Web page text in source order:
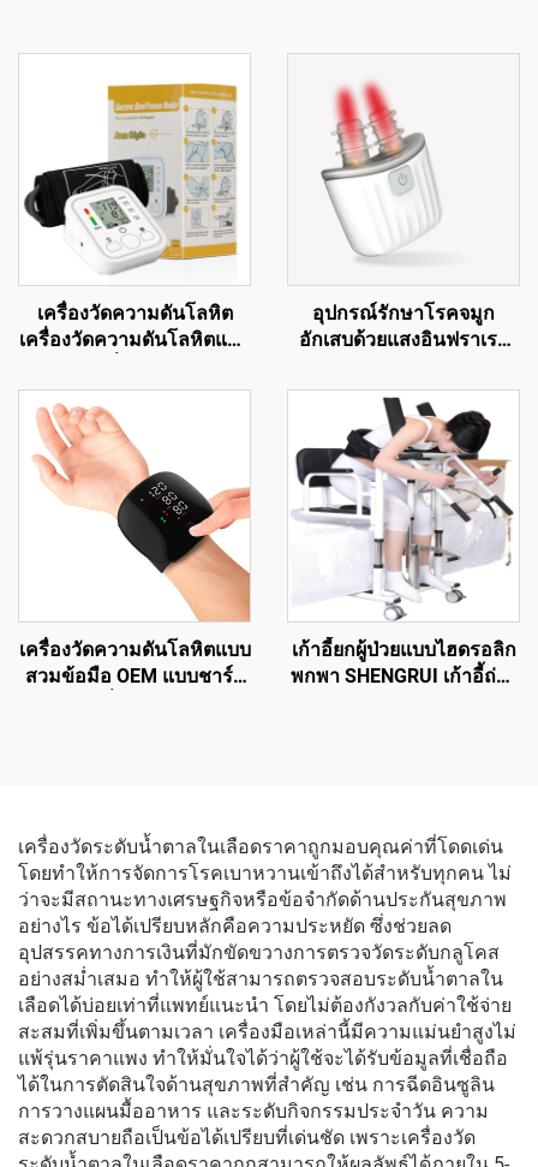
เครื่องวัดความดันโลหิต
เครื่องวัดความดันโลหิตแบบ
เครื่องวัดความดันโลหิตแบบ
USB
อุปกรณ์รักษาโรคจมูก
อักเสบด้วยแสงอินฟราเรด
ด้วยอินฟราเรดอัตโนมัติ
เครื่องดูแลสุขภาพโรคจมูก
อักเสบอัจฉริยะ
เครื่องวัดความดันโลหิตแบบ
สวมข้อมือ OEM แบบชาร์จ
เก้าอี้ยกผู้ป่วยแบบไฮดรอลิก
พกพา SHENGRUI เก้าอี้ถ่าย
เครื่องวัดระดับน้ำตาลในเลือดราคาถูกมอบคุณค่าที่โดดเด่น
โดยทำให้การจัดการโรคเบาหวานเข้าถึงได้สำหรับทุกคน ไม่
ว่าจะมีสถานะทางเศรษฐกิจหรือข้อจำกัดด้านประกันสุขภาพ
อย่างไร ข้อได้เปรียบหลักคือความประหยัด ซึ่งช่วยลด
อุปสรรคทางการเงินที่มักขัดขวางการตรวจวัดระดับกลูโคส
อย่างสม่ำเสมอ ทำให้ผู้ใช้สามารถตรวจสอบระดับน้ำตาลใน
เลือดได้บ่อยเท่าที่แพทย์แนะนำ โดยไม่ต้องกังวลกับค่าใช้จ่าย
สะสมที่เพิ่มขึ้นตามเวลา เครื่องมือเหล่านี้มีความแม่นยำสูงไม่
แพ้รุ่นราคาแพง ทำให้มั่นใจได้ว่าผู้ใช้จะได้รับข้อมูลที่เชื่อถือ
ได้ในการตัดสินใจด้านสุขภาพที่สำคัญ เช่น การฉีดอินซูลิน
การวางแผนมื้ออาหาร และระดับกิจกรรมประจำวัน ความ
สะดวกสบายถือเป็นข้อได้เปรียบที่เด่นชัด เพราะเครื่องวัด